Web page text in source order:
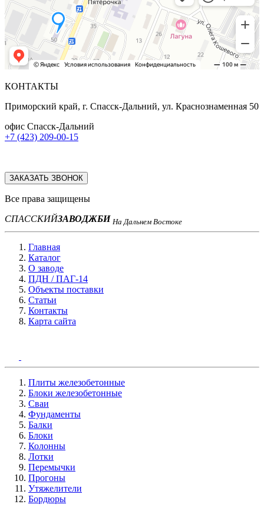
КОНТАКТЫ
Приморский край, г. Спасск-Дальний, ул. Краснознаменная 50
офис Спасск-Дальний
+7 (423) 209-00-15
ЗАКАЗАТЬ ЗВОНОК
Все права защищены
СПАССКИЙЗАВОДЖБИ На Дальнем Востоке
Главная
Каталог
О заводе
ПДН / ПАГ-14
Объекты поставки
Статьи
Контакты
Карта сайта
Плиты железобетонные
Блоки железобетонные
Сваи
Фундаменты
Балки
Блоки
Колонны
Лотки
Перемычки
Прогоны
Утяжелители
Бордюры